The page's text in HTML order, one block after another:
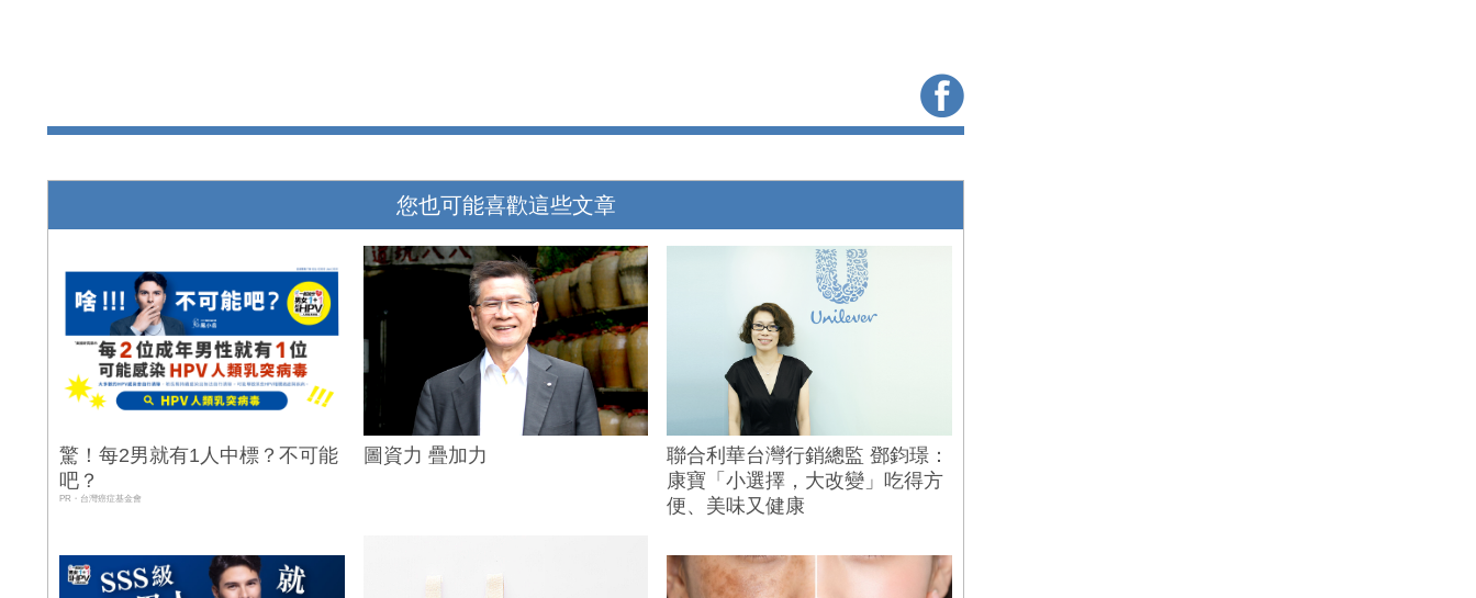
您也可能喜歡這些文章
驚！每2男就有1人中標？不可能
吧？
PR・台灣癌症基金會
圖資力 疊加力
聯合利華台灣行銷總監 鄧鈞璟：
康寶「小選擇，大改變」吃得方
便、美味又健康